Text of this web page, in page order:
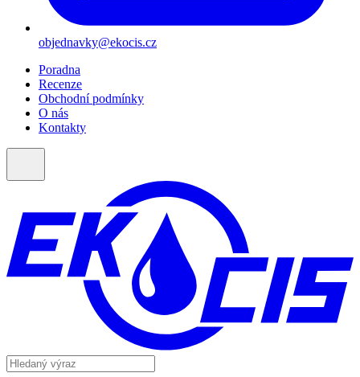
objednavky@ekocis.cz
Poradna
Recenze
Obchodní podmínky
O nás
Kontakty